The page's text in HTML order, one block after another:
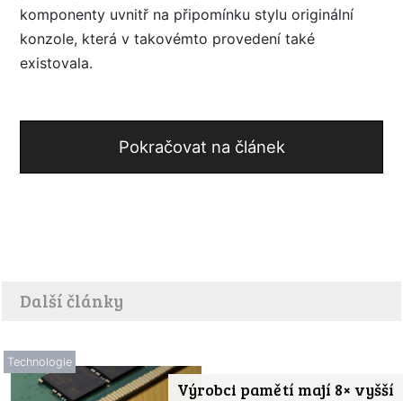
komponenty uvnitř na připomínku stylu originální
konzole, která v takovémto provedení také
existovala.
Pokračovat na článek
Další články
Výrobci pamětí mají 8× vyšší
Technologie